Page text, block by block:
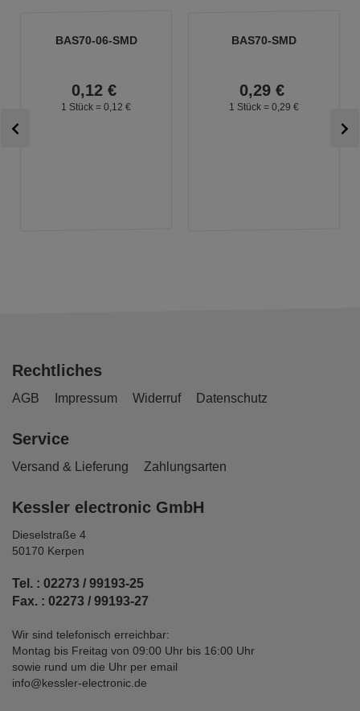
BAS70-06-SMD
0,12 €
1 Stück = 0, 12 €
BAS70-SMD
0,29 €
1 Stück = 0, 29 €
Rechtliches
AGB Impressum Widerruf Datenschutz
Service
Versand & Lieferung Zahlungsarten
Kessler electronic GmbH
Dieselstraße 4
50170 Kerpen
Tel. : 02273 / 99193-25
Fax. : 02273 / 99193-27
Wir sind telefonisch erreichbar:
Montag bis Freitag von 09:00 Uhr bis 16:00 Uhr
sowie rund um die Uhr per email
info@kessler-electronic.de